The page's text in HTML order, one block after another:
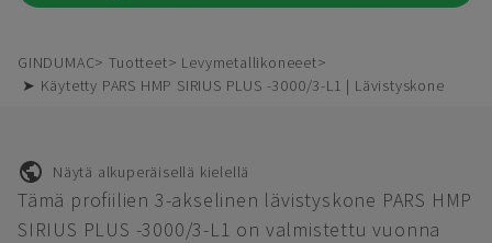
GINDUMAC Tuotteet
Levymetallikoneeet
➤ Käytetty PARS HMP SIRIUS PLUS -3000/3-L1 | Lävistyskone
Näytä alkuperäisellä kielellä
Tämä profiilien 3-akselinen lävistyskone PARS HMP
SIRIUS PLUS -3000/3-L1 on valmistettu vuonna